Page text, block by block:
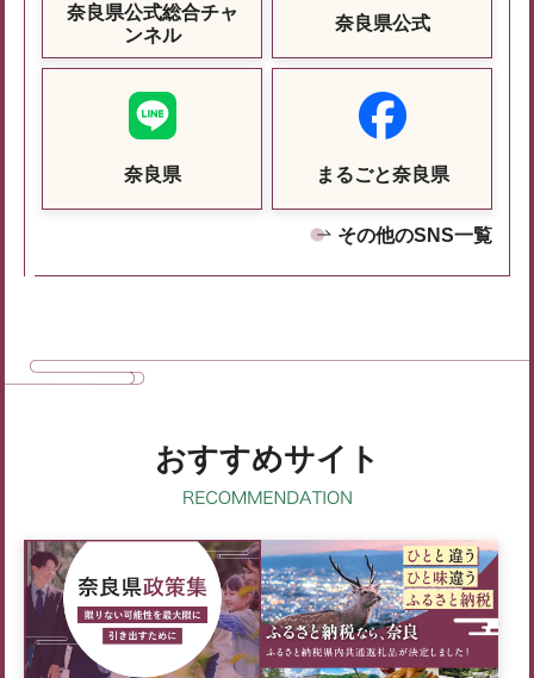
奈良県公式総合チャ
ンネル
奈良県公式
奈良県 まるごと奈良県
その他のSNS一覧
おすすめサイト